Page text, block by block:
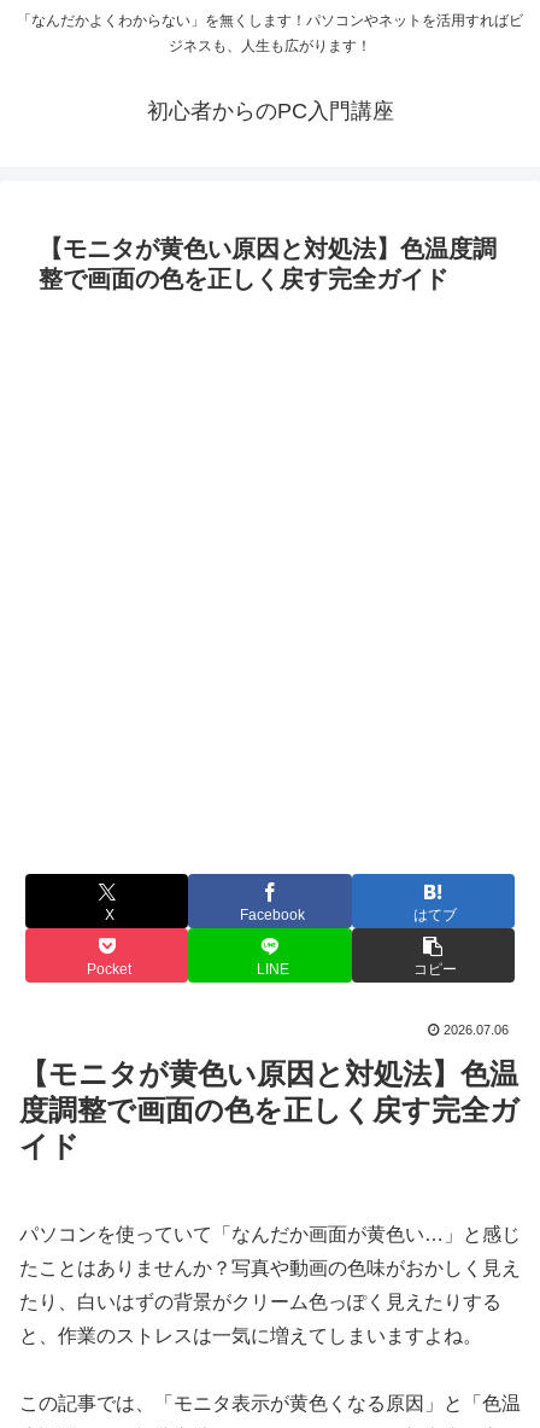
「なんだかよくわからない」を無くします！パソコンやネットを活用すればビ
ジネスも、人生も広がります！
初心者からのPC入門講座
【モニタが黄色い原因と対処法】色温度調
整で画面の色を正しく戻す完全ガイド
X Facebook はてブ
Pocket LINE コピー
2026.07.06
【モニタが黄色い原因と対処法】色温
度調整で画面の色を正しく戻す完全ガ
イド
パソコンを使っていて「なんだか画面が黄色い…」と感じ
たことはありませんか？写真や動画の色味がおかしく見え
たり、白いはずの背景がクリーム色っぽく見えたりする
と、作業のストレスは一気に増えてしまいますよね。
この記事では、「モニタ表示が黄色くなる原因」と「色温